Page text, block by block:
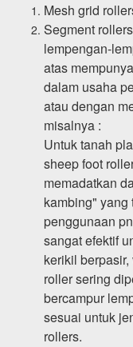
Mesh grid
Segment
lempengan-
atas
dalam usaha
atau dengan
misalnya :
Untuk tanah
sheep foot
memadatkan
kambing"
penggunaan
sangat efektif
kerikil
roller sering
bercampur
sesuai untuk
rollers.